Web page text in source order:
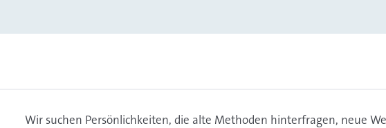
Wir suchen Persönlichkeiten, die alte Methoden hinterfragen, neue